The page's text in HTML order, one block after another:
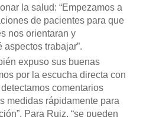
la salud: “Empezamos a
de pacientes para que
nos orientaran y
trabajar”.
expuso sus buenas
por la escucha directa con
comentarios
medidas rápidamente para
Para Ruiz, “se pueden